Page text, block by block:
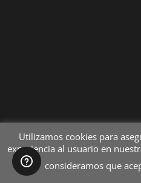
Utilizamos cookies para
experiencia al usuario en
consideramos que